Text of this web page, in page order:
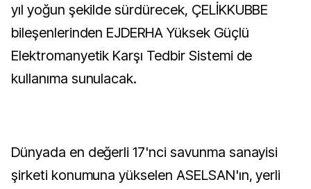
yıl yoğun şekilde sürdürecek, ÇELİKKUBBE
bileşenlerinden EJDERHA Yüksek Güçlü
Elektromanyetik Karşı Tedbir Sistemi de
kullanıma sunulacak.
Dünyada en değerli 17'nci savunma sanayisi
şirketi konumuna yükselen ASELSAN'ın, yerli